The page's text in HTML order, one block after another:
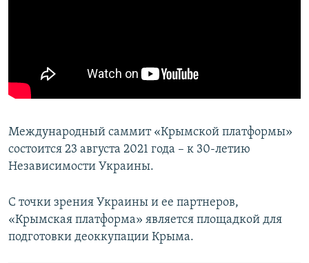
Международный саммит «Крымской платформы»
состоится 23 августа 2021 года – к 30-летию
Независимости Украины.
С точки зрения Украины и ее партнеров,
«Крымская платформа» является площадкой для
подготовки деоккупации Крыма.